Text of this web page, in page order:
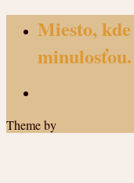
Miesto,
minulosťou.
Theme by